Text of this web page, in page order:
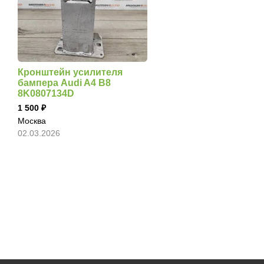
Кронштейн усилителя
бампера Audi A4 B8
8K0807134D
1 500
Москва
02.03.2026